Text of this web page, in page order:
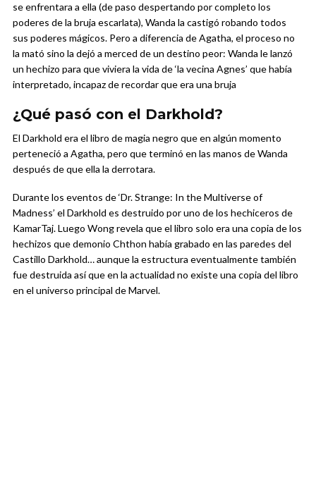
se enfrentara a ella (de paso despertando por completo los
poderes de la bruja escarlata), Wanda la castigó robando todos
sus poderes mágicos. Pero a diferencia de Agatha, el proceso no
la mató sino la dejó a merced de un destino peor: Wanda le lanzó
un hechizo para que viviera la vida de ‘la vecina Agnes’ que había
interpretado, incapaz de recordar que era una bruja
¿Qué pasó con el Darkhold?
El Darkhold era el libro de magia negro que en algún momento
perteneció a Agatha, pero que terminó en las manos de Wanda
después de que ella la derrotara.
Durante los eventos de ‘Dr. Strange: In the Multiverse of
Madness’ el Darkhold es destruido por uno de los hechiceros de
KamarTaj. Luego Wong revela que el libro solo era una copia de los
hechizos que demonio Chthon había grabado en las paredes del
Castillo Darkhold… aunque la estructura eventualmente también
fue destruida así que en la actualidad no existe una copia del libro
en el universo principal de Marvel.